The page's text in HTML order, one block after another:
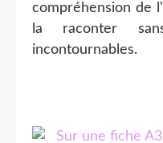
compréhension de
la raconter
incontournables.